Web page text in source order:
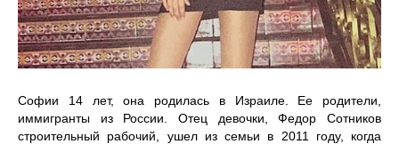
Софии 14 лет, она родилась в Израиле. Ее родители,
иммигранты из России. Отец девочки, Федор Сотников
строительный рабочий, ушел из семьи в 2011 году, когда